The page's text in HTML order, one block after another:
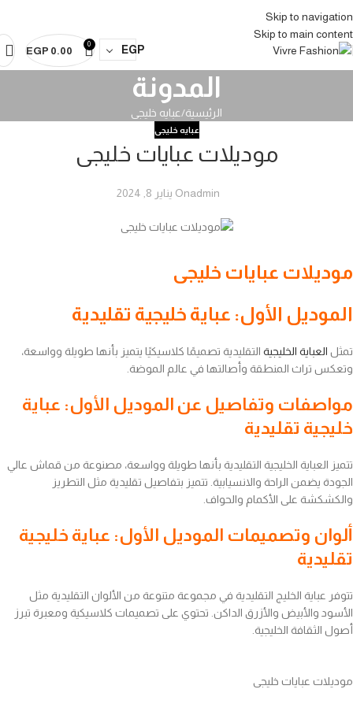
Skip to navigation
Skip to main content
Abaya Vivre Abaya
EGP
0
EGP 0.00
المدونة
الرئيسية عبايه خليجى
عبايه خليجى
موديلات عبايات خليجى
adminOn يناير 8, 2024
موديلات عبايات خليجى
الموديل الأول: عباية خليجية تقليدية
تمثل العباية الخليجية التقليدية تصميمًا كلاسيكيًا يتميز بأنها طويلة وواسعة،
وتعكس تراث المنطقة وأصالتها في عالم الموضة.
مواصفات وتفاصيل عن الموديل الأول: عباية
خليجية تقليدية
تتميز العباية الخليجية التقليدية بأنها طويلة وواسعة، مصنوعة من قماش عالي
الجودة يضمن الراحة والانسيابية. تتميز بتفاصيل تقليدية مثل التطريز
والكشكشة على الأكمام والحواف.
ألوان وتصميمات الموديل الأول: عباية خليجية
تقليدية
تتوفر عباية الخليج التقليدية في مجموعة متنوعة من الألوان التقليدية مثل
الأسود والأبيض والأزرق الداكن. تحتوي على تصميمات كلاسيكية ومعبرة تبرز
أصول الثقافة الخليجية.
موديلات عبايات خليجى